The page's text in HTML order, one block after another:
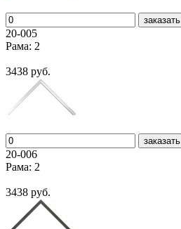
заказать
20-005
Рама: 2
3438 руб.
заказать
20-006
Рама: 2
3438 руб.